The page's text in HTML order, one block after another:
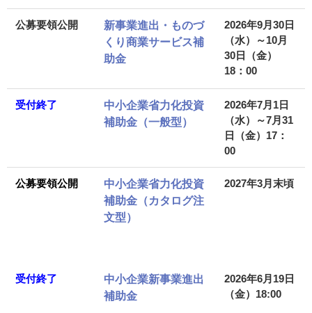
公募要領公開
新事業進出・ものづ
くり商業サービス補
助金
2026年9月30日
（水）～10月
30日（金）
18：00
受付終了
中小企業省力化投資
補助金（一般型）
2026年7月1日
（水）～7月31
日（金）17：
00
公募要領公開
中小企業省力化投資
補助金（カタログ注
文型）
2027年3月末頃
受付終了
中小企業新事業進出
補助金
2026年6月19日
（金）18:00